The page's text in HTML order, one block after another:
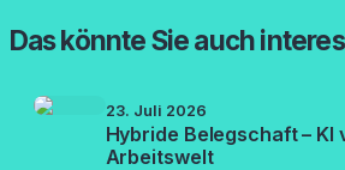
Das könnte Sie auch
23. Juli 2026
Hybride Belegschaft – KI
Arbeitswelt